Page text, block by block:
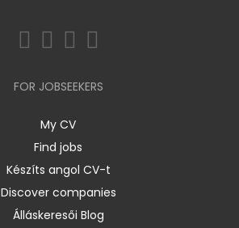
FOR JOBSEEKERS
My CV
Find jobs
Készíts angol CV-t
Discover companies
Álláskeresői Blog